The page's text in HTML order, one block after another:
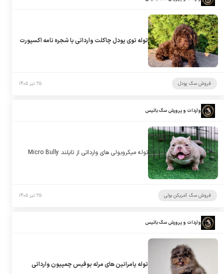
توله توی پودل چاکلت وارداتی با شجره نامه اکسپورت
فروش سگ پودل ۲۵ تیر ۱۴۰۵
واردات و پرورش سگ باتیس
توله میکروبولی های وارداتی از تایلند Micro Bully
فروش سگ آمریکن بولی ۲۵ تیر ۱۴۰۵
واردات و پرورش سگ باتیس
توله پامرانین های مرله بوفیس چمپیون وارداتی